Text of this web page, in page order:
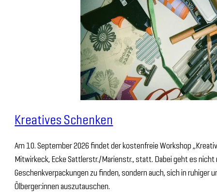
Kreatives Schenken
Am 10. September 2026 findet der kostenfreie Workshop
Mitwirkeck, Ecke Sattlerstr./Marienstr., statt. Dabei geht es
Geschenkverpackungen zu finden, sondern auch, sich in ruhiger
Ölberger:innen auszutauschen.